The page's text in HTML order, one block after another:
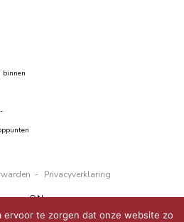
binnen
- Privacyverklaring
ONGENESIS FRAMEWORK·
ervoor te zorgen dat onze website zo